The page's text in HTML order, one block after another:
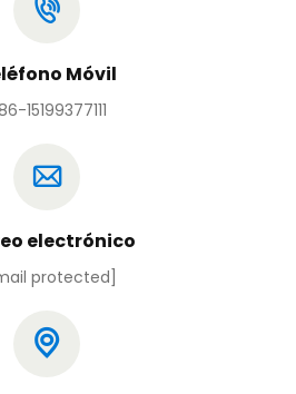
Móvil
15199377111
electrónico
protected]